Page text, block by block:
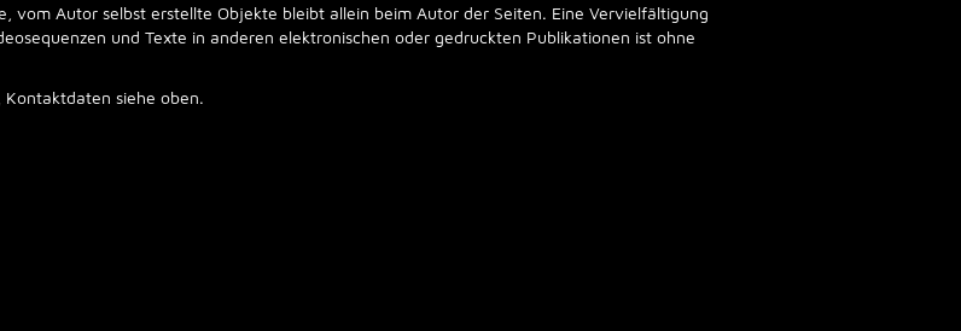
vom Autor selbst erstellte Objekte bleibt allein beim Autor der Seiten. Eine Vervielfältigung
und Texte in anderen elektronischen oder gedruckten Publikationen ist ohne
siehe oben.